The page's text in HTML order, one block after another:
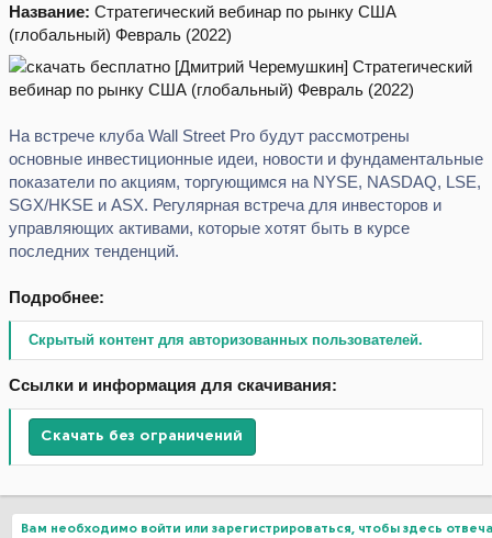
Название: Стратегический вебинар по рынку США
(глобальный) Февраль (2022)
На встрече клуба Wall Street Pro будут рассмотрены
основные инвестиционные идеи, новости и фундаментальные
показатели по акциям, торгующимся на NYSE, NASDAQ, LSE,
SGX/HKSE и ASX. Регулярная встреча для инвесторов и
управляющих активами, которые хотят быть в курсе
последних тенденций.
Подробнее:
Скрытый контент для авторизованных пользователей.
Ссылки и информация для скачивания:
Скачать без ограничений
Вам необходимо войти или зарегистрироваться, чтобы здесь